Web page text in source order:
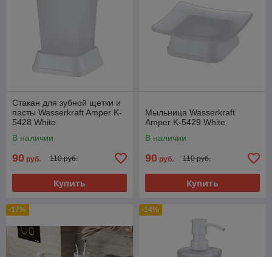
Стакан для зубной щетки и
пасты Wasserkraft Amper K-
5428 White
В наличии
90 руб. 110 руб.
Купить
Мыльница Wasserkraft
Amper K-5429 White
В наличии
90 руб. 110 руб.
Купить
-17% -14%